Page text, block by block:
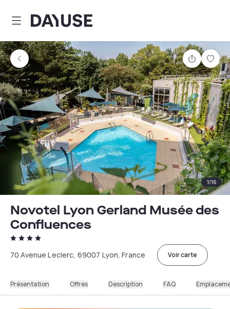
Dayuse
Partager
1/16
Novotel Lyon Gerland Musée des
Confluences
70 Avenue Leclerc, 69007 Lyon, France Voir carte
Présentation Offres Description FAQ